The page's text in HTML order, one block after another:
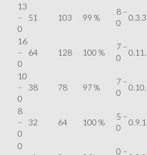
13
–
0
51 103 99 %
8 –
0
16
–
0
64 128 100 %
7 –
0
10
–
0
38 78 97 %
7 –
0
8
–
0
32 64 100 %
5 –
0
0
0 –